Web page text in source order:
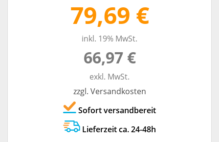
79,69 €
inkl. 19% MwSt.
66,97 €
exkl. MwSt.
zzgl. Versandkosten
Sofort versandbereit
Lieferzeit ca. 24-48h